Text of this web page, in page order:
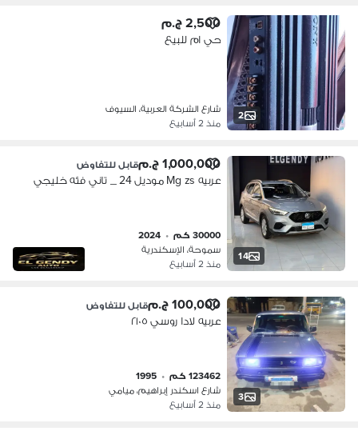
2
2,500 ج.م
حي ام للبيع
شارع الشركة العربية، السيوف
منذ 2 أسابيع
14
1,000,000 ج.م قابل للتفاوض
عربيه Mg zs موديل 24 _ تاني فئه خليجي
30000 كم •
2024
سموحة، الإسكندرية
منذ 2 أسابيع
3
100,000 ج.م قابل للتفاوض
عربيه لادا روسي ٢١٠٥
123462 كم •
1995
شارع اسكندر إبراهيم، ميامي
منذ 2 أسابيع